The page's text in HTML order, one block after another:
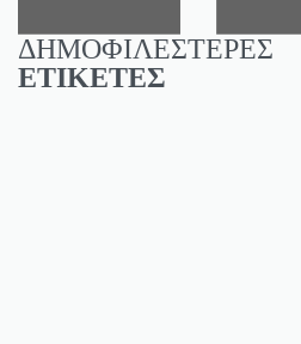
ΔΗΜΟΦΙΛΕΣΤΕΡΕΣ
ΕΤΙΚΕΤΕΣ